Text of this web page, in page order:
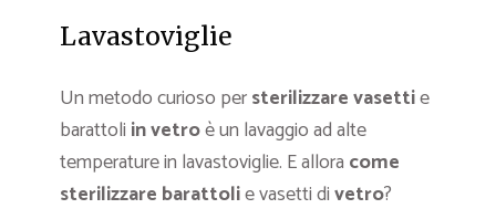
Lavastoviglie
Un metodo curioso persterilizzare vasettie
barattoli in vetroè un lavaggio ad alte
temperature in lavastoviglie. E allora come
sterilizzare barattolie vasetti divetro?